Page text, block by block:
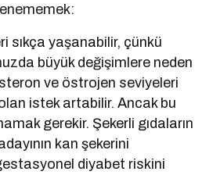
sıkça yaşanabilir, çünkü
büyük değişimlere neden
ve östrojen seviyeleri
istek artabilir. Ancak bu
gerekir. Şekerli gıdaların
kan şekerini
diyabet riskini